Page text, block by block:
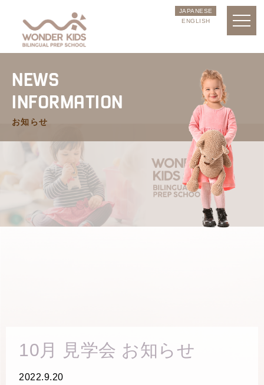
JAPANESE
ENGLISH
NEWS
INFORMATION
お知らせ
10月 見学会 お知らせ
2022.9.20